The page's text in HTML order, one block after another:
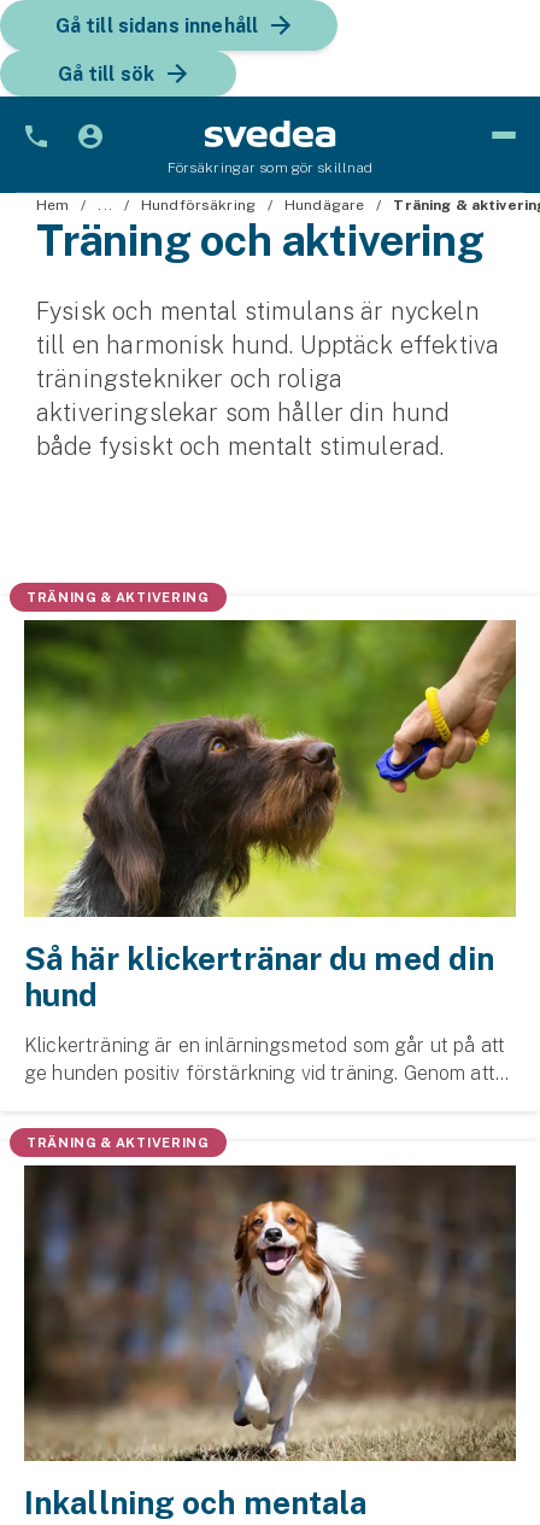
Gå till sidans innehåll
Gå till sök
Försäkringar som gör skillnad
Bil
Bilförsäkring för företag
Fordon
Snöskoterförsäkring
Husvagnsförsäkring
Motorcykel
Mc-försäkring
Märkesförsäkringar
Båt
Båtförsäkring
Märkesförsäkringar
Vattenskoterförsäkring
Sportfiskarna
Djur
Jakthundsförsäkring
Djurförsäkring
Hem & hus
Hemförsäkring
Villaförsäkring
Hem ... Hundförsäkring Hundägare Träning &
Träning och aktivering
Fysisk och mental stimulans är nyckeln
till en harmonisk hund. Upptäck effektiva
träningstekniker och roliga
aktiveringslekar som håller din hund
både fysiskt och mentalt stimulerad.
TRÄNING & AKTIVERING
Så här klickertränar du med din
hund
Klickerträning är en inlärningsmetod som går ut på att
ge hunden positiv förstärkning vid träning. Genom att
uppmuntrar man ett visst önskvärt bete...
TRÄNING & AKTIVERING
Inkallning och mentala